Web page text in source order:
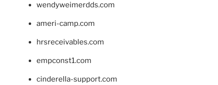
wendyweimerdds.com
ameri-camp.com
hrsreceivables.com
empconst1.com
cinderella-support.com